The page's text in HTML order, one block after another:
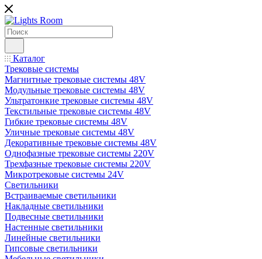
Каталог
Трековые системы
Магнитные трековые системы 48V
Модульные трековые системы 48V
Ультратонкие трековые системы 48V
Текстильные трековые системы 48V
Гибкие трековые системы 48V
Уличные трековые системы 48V
Декоративные трековые системы 48V
Однофазные трековые системы 220V
Трехфазные трековые системы 220V
Микротрековые системы 24V
Светильники
Встраиваемые светильники
Накладные светильники
Подвесные светильники
Настенные светильники
Линейные светильники
Гипсовые светильники